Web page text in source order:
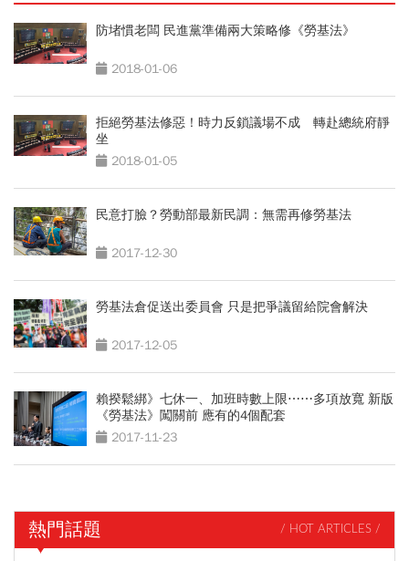
防堵慣老闆 民進黨準備兩大策略修《勞基法》
2018-01-06
拒絕勞基法修惡！時力反鎖議場不成 轉赴總統府靜
坐
2018-01-05
民意打臉？勞動部最新民調：無需再修勞基法
2017-12-30
勞基法倉促送出委員會 只是把爭議留給院會解決
2017-12-05
賴揆鬆綁》七休一、加班時數上限⋯⋯多項放寬 新版
《勞基法》闖關前 應有的4個配套
2017-11-23
熱門話題 / HOT ARTICLES /